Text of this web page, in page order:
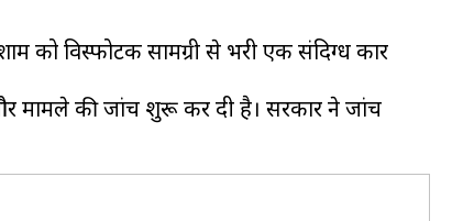
को विस्फोटक सामग्री से भरी एक संदिग्ध कार
मामले की जांच शुरू कर दी है। सरकार ने जांच